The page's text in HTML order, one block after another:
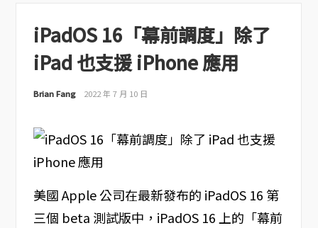
iPadOS 16「幕前調度」除了
iPad 也支援 iPhone 應用
Brian Fang 2022 年 7 月 10 日
美國 Apple 公司在最新發布的 iPadOS 16 第
三個 beta 測試版中，iPadOS 16 上的「幕前